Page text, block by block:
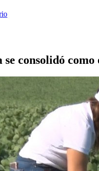
se consolidó